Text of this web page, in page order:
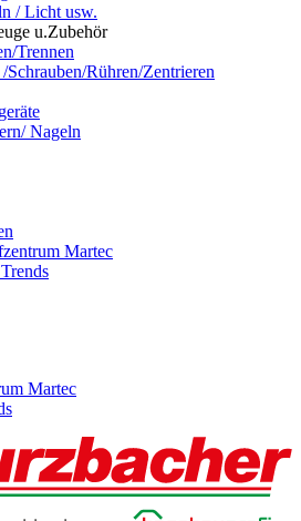
/ Licht usw.
u.Zubehör
Trennen
Schrauben/Rühren/Zentrieren
Nageln
Martec
Martec